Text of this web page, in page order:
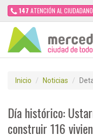
147 ATENCIÓN AL CIUDADANO
Inicio Noticias
Día histórico:
construir 116